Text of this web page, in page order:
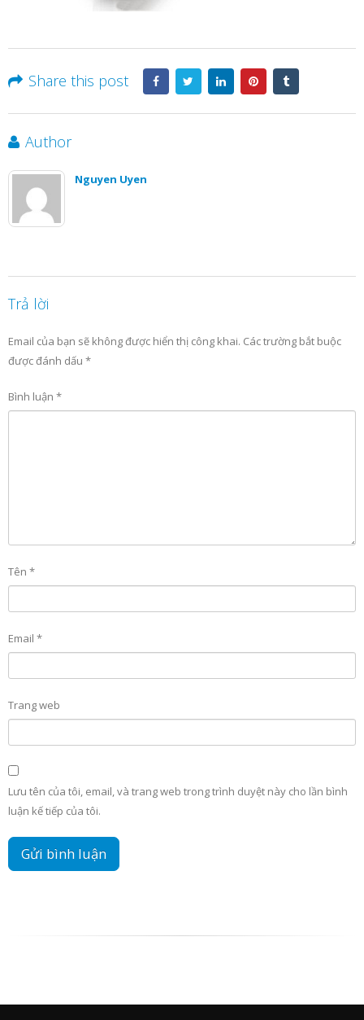
Share this post
Author
Nguyen Uyen
Trả lời
Email của bạn sẽ không được hiển thị công khai. Các trường bắt buộc
được đánh dấu *
Bình luận *
Tên *
Email *
Trang web
Lưu tên của tôi, email, và trang web trong trình duyệt này cho lần bình
luận kế tiếp của tôi.